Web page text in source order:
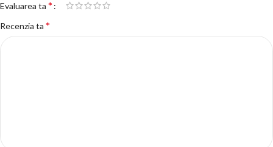
Evaluarea ta *
Recenzia ta *